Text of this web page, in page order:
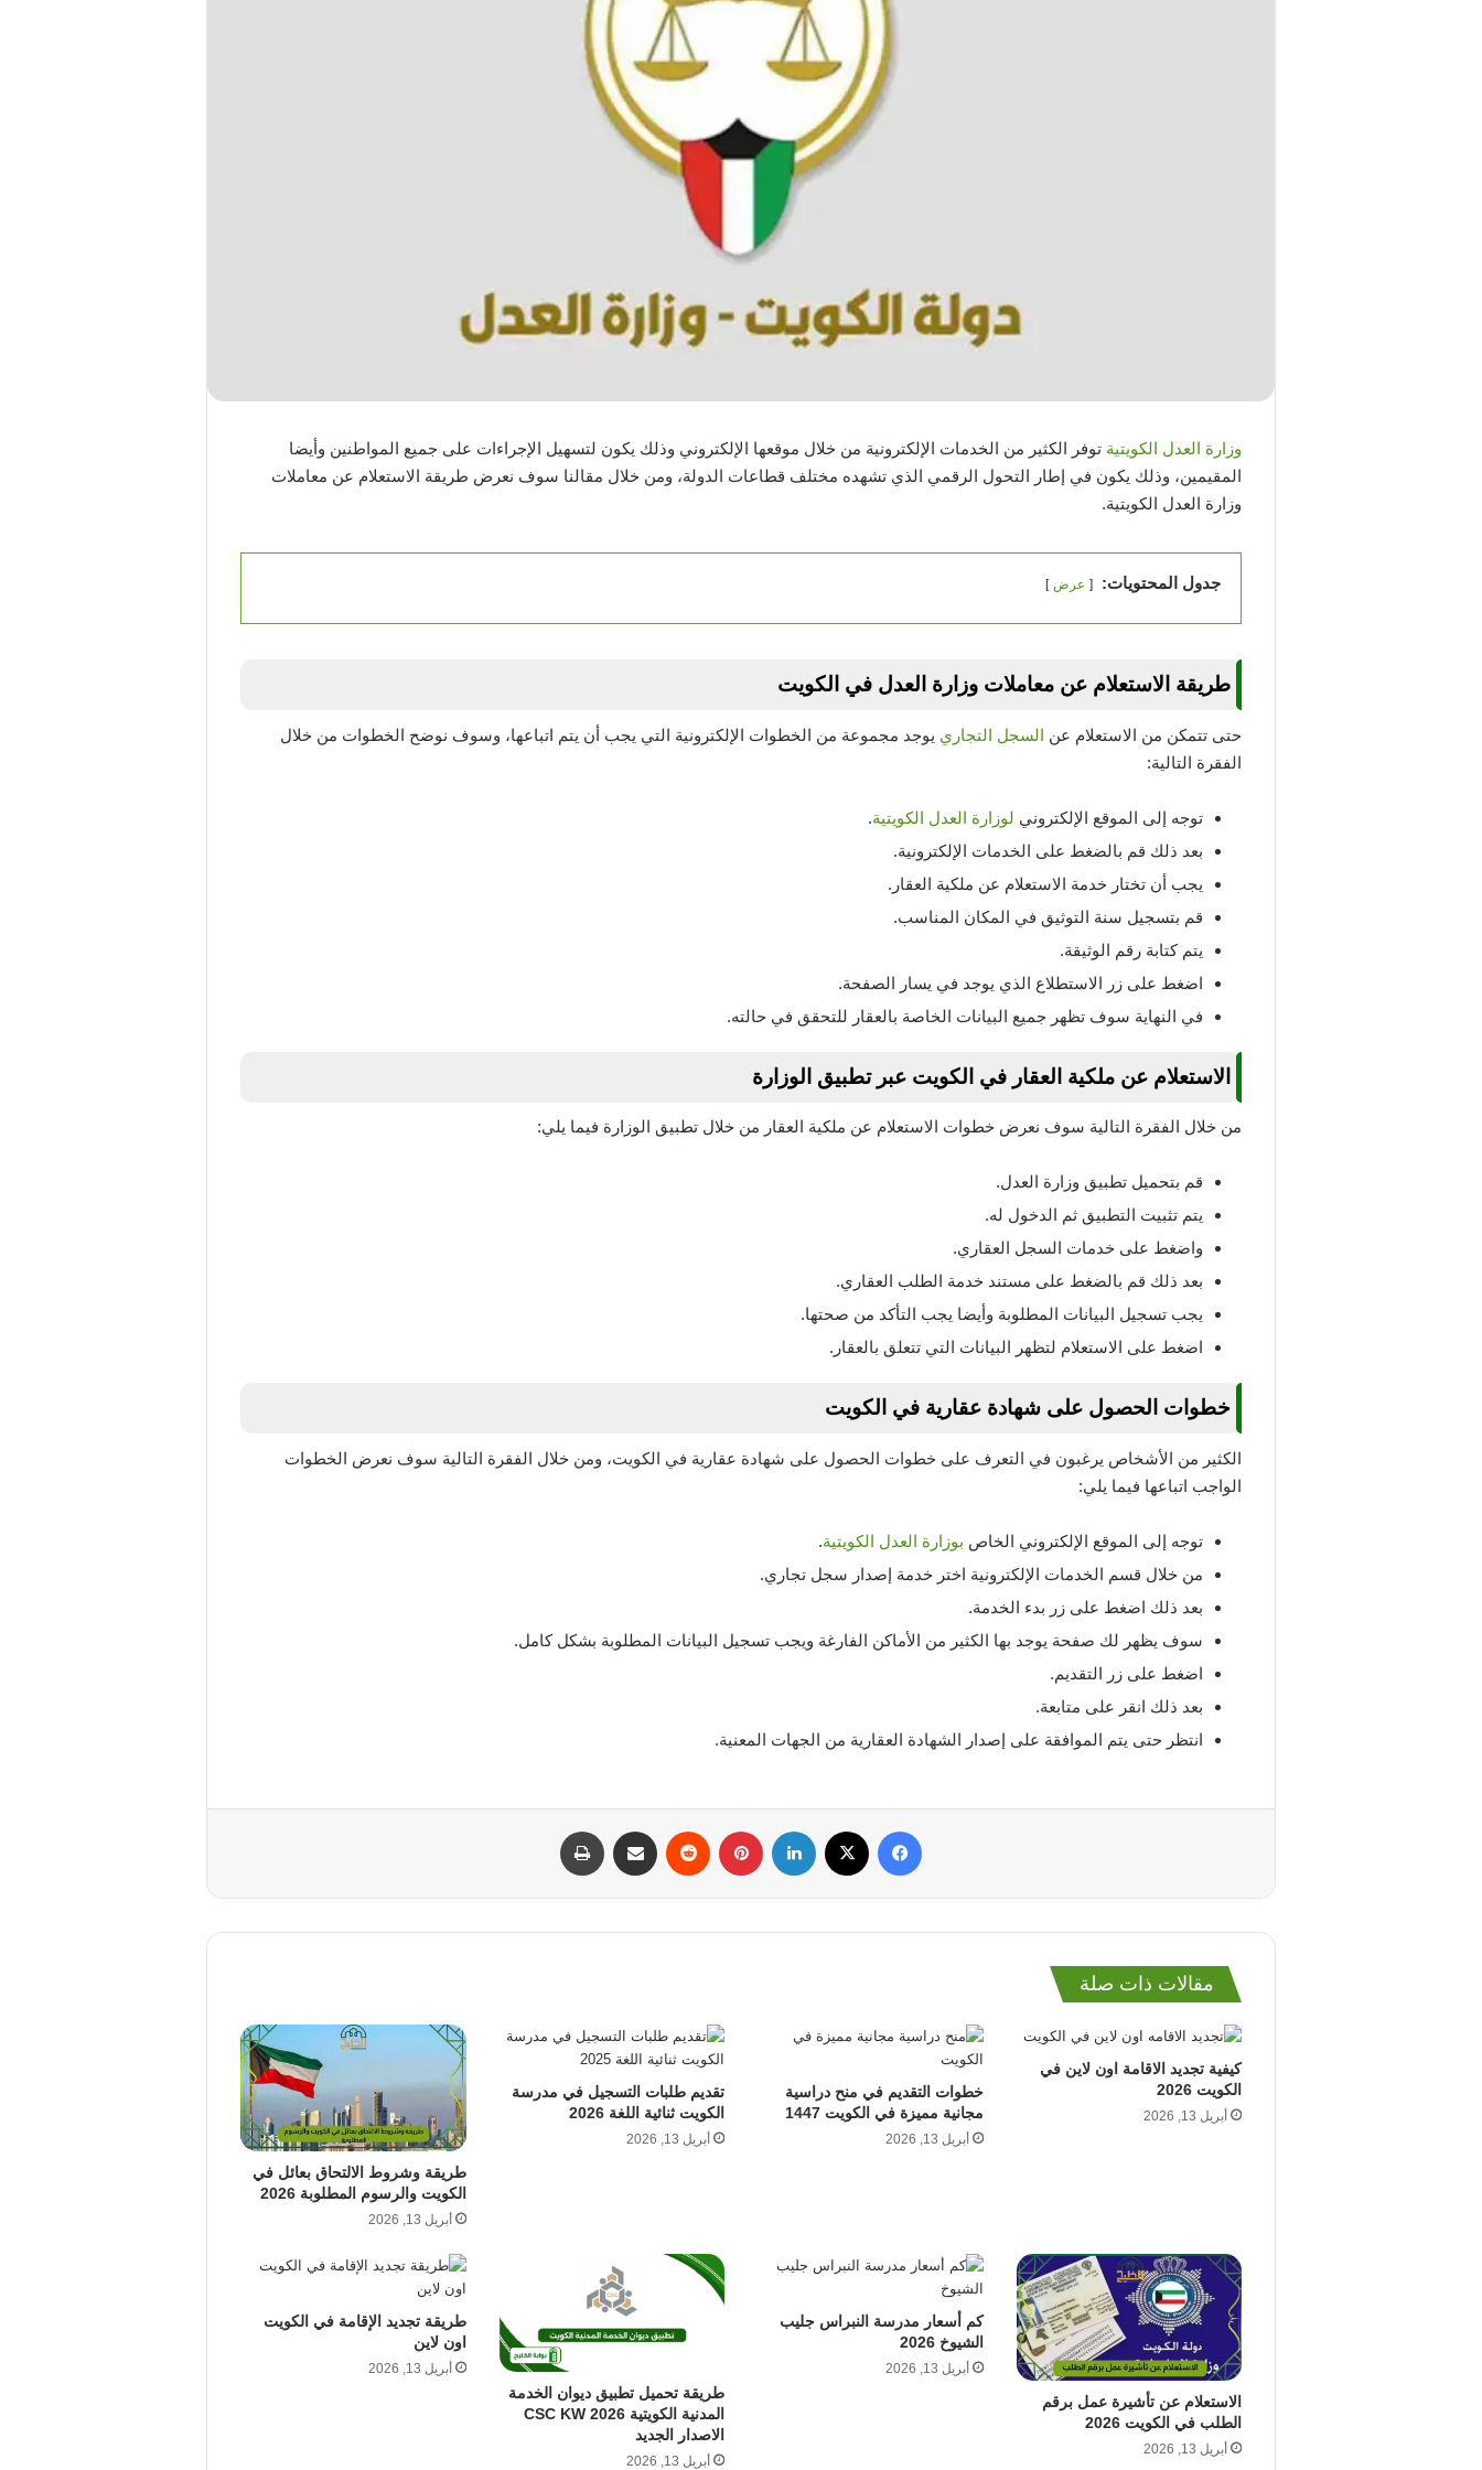
وزارة العدل الكويتية توفر الكثير من الخدمات الإلكترونية من خلال موقعها الإلكتروني وذلك يكون لتسهيل الإجراءات على جميع المواطنين وأيضا
المقيمين، وذلك يكون في إطار التحول الرقمي الذي تشهده مختلف قطاعات الدولة، ومن خلال مقالنا سوف نعرض طريقة الاستعلام عن معاملات
وزارة العدل الكويتية.
جدول المحتويات: عرض
طريقة الاستعلام عن معاملات وزارة العدل في الكويت
حتى تتمكن من الاستعلام عن السجل التجاري يوجد مجموعة من الخطوات الإلكترونية التي يجب أن يتم اتباعها، وسوف نوضح الخطوات من خلال
الفقرة التالية:
توجه إلى الموقع الإلكتروني لوزارة العدل الكويتية.
بعد ذلك قم بالضغط على الخدمات الإلكترونية.
يجب أن تختار خدمة الاستعلام عن ملكية العقار.
قم بتسجيل سنة التوثيق في المكان المناسب.
يتم كتابة رقم الوثيقة.
اضغط على زر الاستطلاع الذي يوجد في يسار الصفحة.
في النهاية سوف تظهر جميع البيانات الخاصة بالعقار للتحقق في حالته.
الاستعلام عن ملكية العقار في الكويت عبر تطبيق الوزارة
من خلال الفقرة التالية سوف نعرض خطوات الاستعلام عن ملكية العقار من خلال تطبيق الوزارة فيما يلي:
قم بتحميل تطبيق وزارة العدل.
يتم تثبيت التطبيق ثم الدخول له.
واضغط على خدمات السجل العقاري.
بعد ذلك قم بالضغط على مستند خدمة الطلب العقاري.
يجب تسجيل البيانات المطلوبة وأيضا يجب التأكد من صحتها.
اضغط على الاستعلام لتظهر البيانات التي تتعلق بالعقار.
خطوات الحصول على شهادة عقارية في الكويت
الكثير من الأشخاص يرغبون في التعرف على خطوات الحصول على شهادة عقارية في الكويت، ومن خلال الفقرة التالية سوف نعرض الخطوات
الواجب اتباعها فيما يلي:
توجه إلى الموقع الإلكتروني الخاص بوزارة العدل الكويتية.
من خلال قسم الخدمات الإلكترونية اختر خدمة إصدار سجل تجاري.
بعد ذلك اضغط على زر بدء الخدمة.
سوف يظهر لك صفحة يوجد بها الكثير من الأماكن الفارغة ويجب تسجيل البيانات المطلوبة بشكل كامل.
اضغط على زر التقديم.
بعد ذلك انقر على متابعة.
انتظر حتى يتم الموافقة على إصدار الشهادة العقارية من الجهات المعنية.
فيسبوك لينكدإن بينتيريست مشاركة عبر البريد
مقالات ذات صلة
كيفية تجديد الاقامة اون لاين في
الكويت 2026
أبريل 13, 2026
خطوات التقديم في منح دراسية
مجانية مميزة في الكويت 1447
أبريل 13, 2026
تقديم طلبات التسجيل في مدرسة
الكويت ثنائية اللغة 2026
أبريل 13, 2026
طريقة وشروط الالتحاق بعائل في
الكويت والرسوم المطلوبة 2026
أبريل 13, 2026
الاستعلام عن تأشيرة عمل برقم
الطلب في الكويت 2026
أبريل 13, 2026
كم أسعار مدرسة النبراس جليب
الشيوخ 2026
أبريل 13, 2026
طريقة تحميل تطبيق ديوان الخدمة
المدنية الكويتية CSC KW 2026
الاصدار الجديد
أبريل 13, 2026
طريقة تجديد الإقامة في الكويت
اون لاين
أبريل 13, 2026